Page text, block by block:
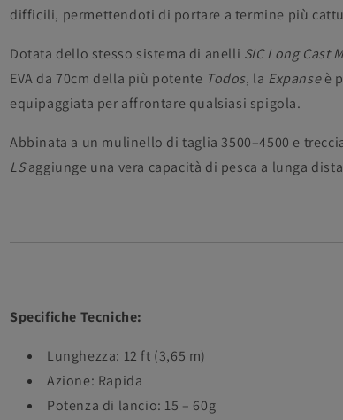
difficili, permettendoti di portare a termine più
Dotata dello stesso sistema di anelli SIC Long Cast
EVA da 70cm della più potente Todos, la Expanseè
equipaggiata per affrontare qualsiasi spigola.
Abbinata a un mulinello di taglia 3500–4500 e
LSaggiunge una vera capacità di pesca a lunga
Specifiche Tecniche:
Lunghezza: 12 ft (3,65 m)
Azione: Rapida
Potenza di lancio: 15 – 60g